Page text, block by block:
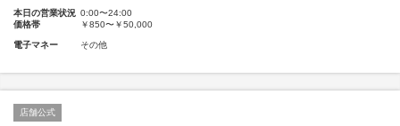
本日の営業状況 0:00〜24:00
価格帯
￥850〜￥50,000
電子マネー その他
店舗公式